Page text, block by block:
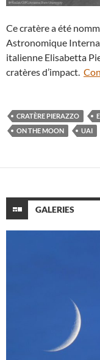
Ce cratère a été
Astronomique
italienne Elisabetta
cratères d’impact.
CRATÈRE PIERAZZO
ON THE MOON
UAI
GALERIES